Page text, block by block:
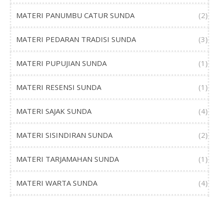
MATERI PANUMBU CATUR SUNDA (2)
MATERI PEDARAN TRADISI SUNDA (3)
MATERI PUPUJIAN SUNDA (1)
MATERI RESENSI SUNDA (1)
MATERI SAJAK SUNDA (4)
MATERI SISINDIRAN SUNDA (2)
MATERI TARJAMAHAN SUNDA (1)
MATERI WARTA SUNDA (4)